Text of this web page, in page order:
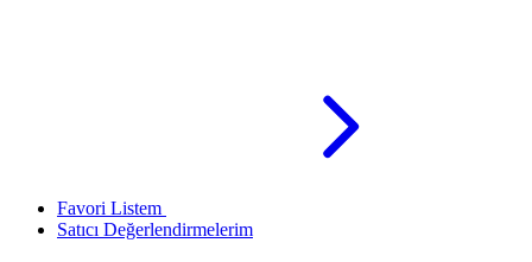
Favori Listem
Satıcı Değerlendirmelerim